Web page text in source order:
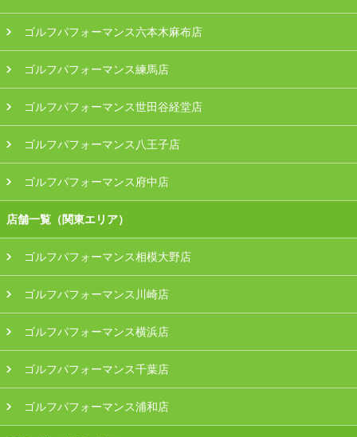
ゴルフパフォーマンス六本木麻布店
ゴルフパフォーマンス練馬店
ゴルフパフォーマンス世田谷経堂店
ゴルフパフォーマンス八王子店
ゴルフパフォーマンス府中店
店舗一覧（関東エリア）
ゴルフパフォーマンス相模大野店
ゴルフパフォーマンス川崎店
ゴルフパフォーマンス横浜店
ゴルフパフォーマンス千葉店
ゴルフパフォーマンス浦和店